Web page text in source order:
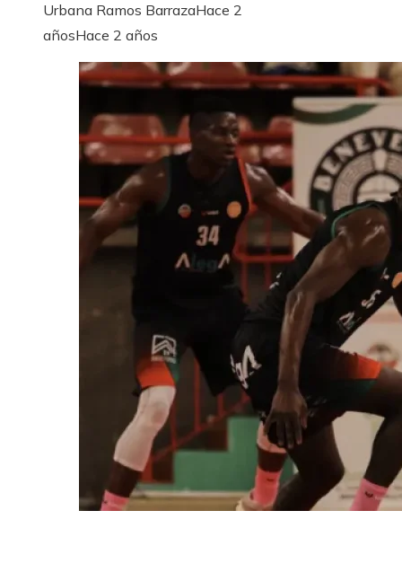
Urbana Ramos BarrazaHace 2
añosHace 2 años